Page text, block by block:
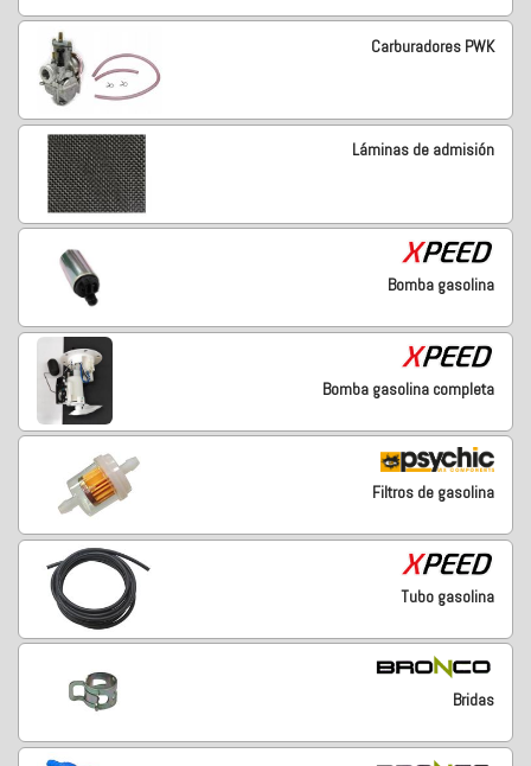
Carburadores PWK
Láminas de admisión
Bomba gasolina
Bomba gasolina completa
Filtros de gasolina
Tubo gasolina
Bridas